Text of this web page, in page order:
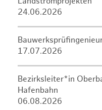
24.06.2026
17.07.2026
Bezirksleiter*in
Hafenbahn
06.08.2026